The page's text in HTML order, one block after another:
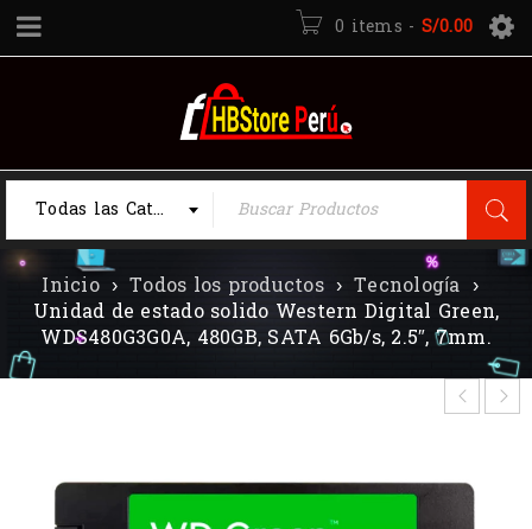
0 items - S/0.00
Todas las Categorias
Inicio › Todos los productos › Tecnología ›
Unidad de estado solido Western Digital Green,
WDS480G3G0A, 480GB, SATA 6Gb/s, 2.5″, 7mm.